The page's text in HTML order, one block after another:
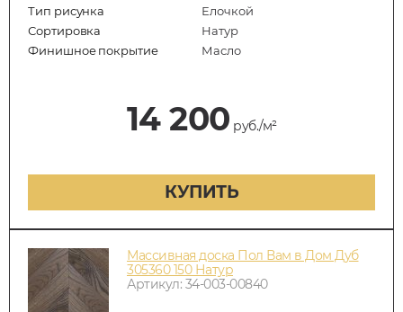
Тип рисунка
Елочкой
Сортировка
Натур
Финишное покрытие
Масло
14 200 руб./м²
КУПИТЬ
Массивная доска Пол Вам в Дом Дуб
305360 150 Натур
Артикул: 34-003-00840